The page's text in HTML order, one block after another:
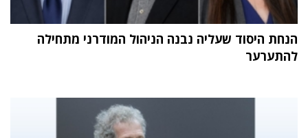
הנחת היסוד שעליה נבנה הניהול המודרני מתחילה
להתערער